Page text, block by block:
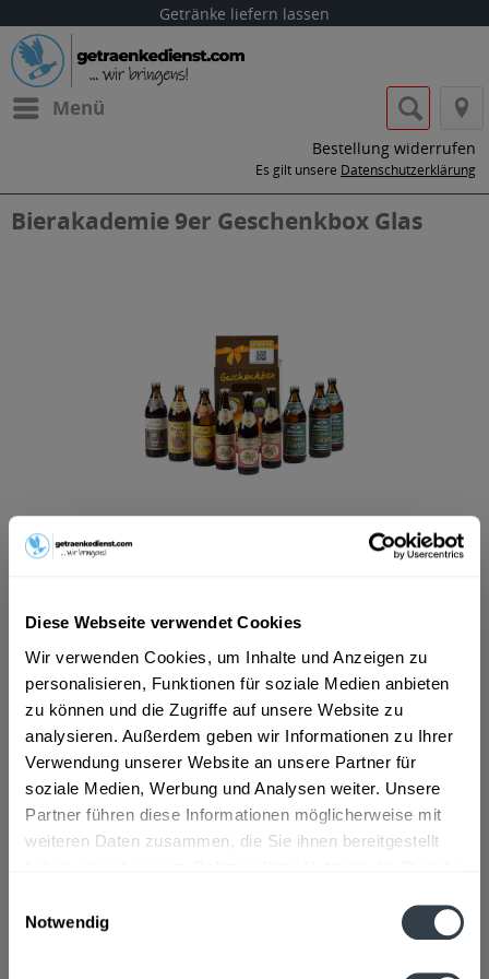
Diese Webseite verwendet Cookies
Wir verwenden Cookies, um Inhalte und Anzeigen zu
personalisieren, Funktionen für soziale Medien anbieten
zu können und die Zugriffe auf unsere Website zu
analysieren. Außerdem geben wir Informationen zu Ihrer
Verwendung unserer Website an unsere Partner für
soziale Medien, Werbung und Analysen weiter. Unsere
Partner führen diese Informationen möglicherweise mit
weiteren Daten zusammen, die Sie ihnen bereitgestellt
Notwendig
Getränke liefern lassen
Menü
Bestellung widerrufen
Es gilt unsere Datenschutzerklärung
Bierakademie 9er Geschenkbox Glas
ab 20,01 € *
Vorrätig
MEHRWEG
+0,86 € Pfand
In den Warenkorb
Artikel-Nr.:
36636
Verfügbar in:
Flötzinger Spezial dunkel 0,5l Flötzinger 1543 hefe-Weißbier
kellertrüb 0,5l Flötzinger Hell...